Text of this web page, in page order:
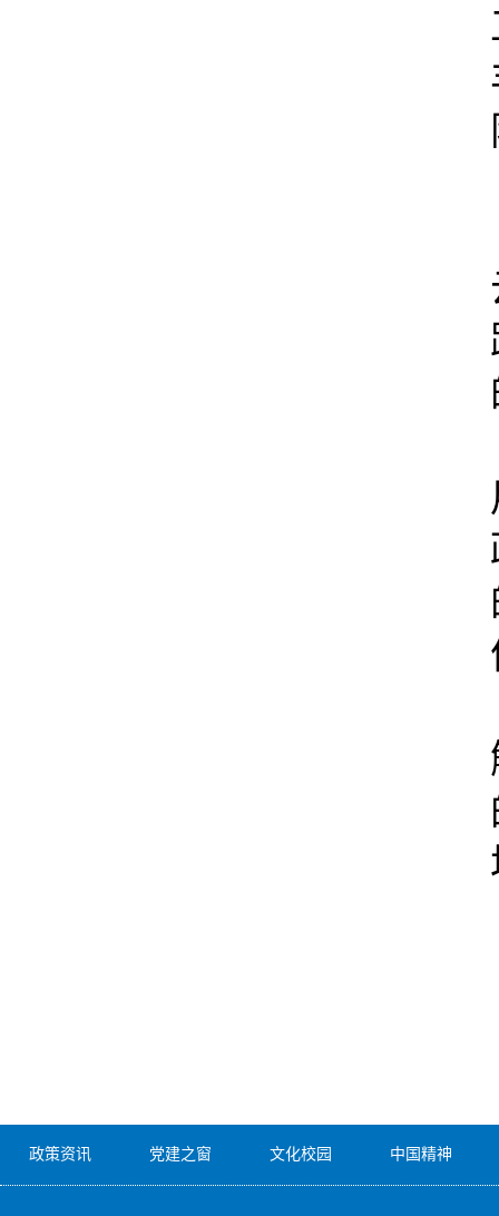
政策资讯 党建之窗 文化校园 中国精神